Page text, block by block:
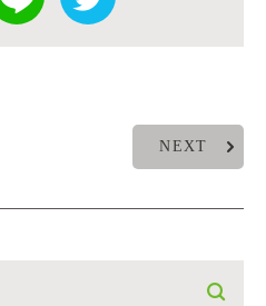
NEXT